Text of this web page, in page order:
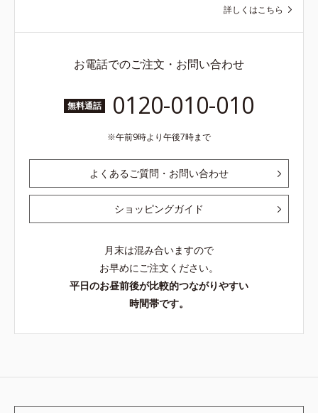
詳しくはこちら
お電話でのご注文・お問い合わせ
無料通話 0120-010-010
午前9時より午後7時まで
よくあるご質問・お問い合わせ
ショッピングガイド
月末は混み合いますので
お早めにご注文ください。
平日のお昼前後が比較的つながりやすい
時間帯です。